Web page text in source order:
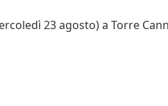
23 agosto) a Torre